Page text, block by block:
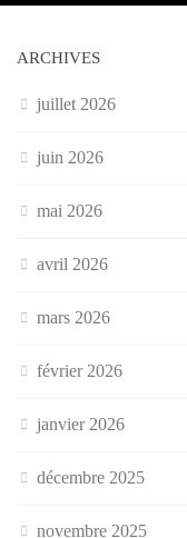
ARCHIVES
juillet 2026
juin 2026
mai 2026
avril 2026
mars 2026
février 2026
janvier 2026
décembre 2025
novembre 2025